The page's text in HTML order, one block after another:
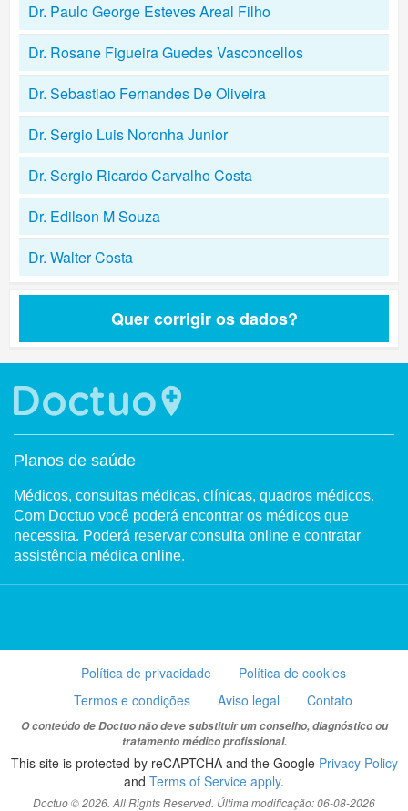
Dr. Paulo George Esteves Areal Filho
Dr. Rosane Figueira Guedes Vasconcellos
Dr. Sebastiao Fernandes De Oliveira
Dr. Sergio Luis Noronha Junior
Dr. Sergio Ricardo Carvalho Costa
Dr. Edilson M Souza
Dr. Walter Costa
Quer corrigir os dados?
Planos de saúde
Médicos, consultas médicas, clínicas, quadros médicos.
Com Doctuo você poderá encontrar os médicos que
necessita. Poderá reservar consulta online e contratar
assistência médica online.
Política de privacidade
Política de cookies
Termos e condições
Aviso legal Contato
O conteúdo de Doctuo não deve substituir um conselho, diagnóstico ou
tratamento médico profissional.
This site is protected by reCAPTCHA and the Google Privacy Policy
and Terms of Service apply.
Doctuo © 2026. All Rights Reserved. Última modificação: 06-08-2026